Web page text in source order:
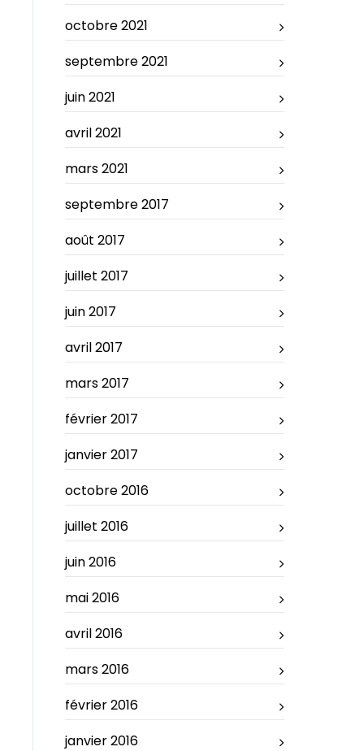
octobre 2021
septembre 2021
juin 2021
avril 2021
mars 2021
septembre 2017
août 2017
juillet 2017
juin 2017
avril 2017
mars 2017
février 2017
janvier 2017
octobre 2016
juillet 2016
juin 2016
mai 2016
avril 2016
mars 2016
février 2016
janvier 2016